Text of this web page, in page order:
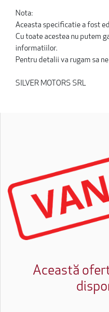
Nota:
Aceasta specificatie a fost
Cu toate acestea nu putem
informatiilor.
Pentru detalii va rugam sa
SILVER MOTORS SRL
Această